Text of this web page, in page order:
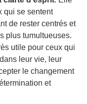
qui se sentent
de rester centrés et
plus tumultueuses.
utile pour ceux qui
leur vie, leur
le changement
et